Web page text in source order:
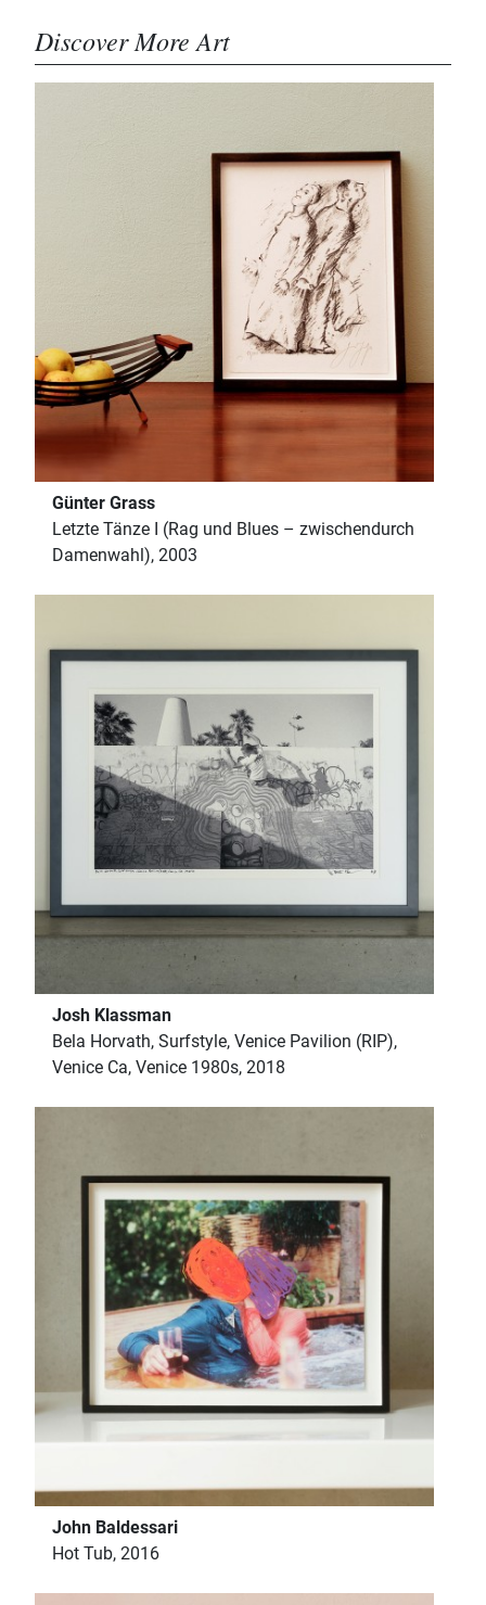
Discover More Art
Günter Grass
Letzte Tänze I (Rag und Blues – zwischendurch
Damenwahl), 2003
Josh Klassman
Bela Horvath, Surfstyle, Venice Pavilion (RIP),
Venice Ca, Venice 1980s, 2018
John Baldessari
Hot Tub, 2016